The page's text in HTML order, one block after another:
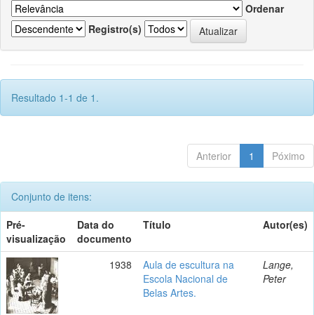
Ordenar
Registro(s)
Resultado 1-1 de 1.
Anterior 1 Póximo
Conjunto de itens:
Pré-
visualização
Data do
documento
Título Autor(es)
1938
Aula de escultura na
Escola Nacional de
Belas Artes.
Lange,
Peter